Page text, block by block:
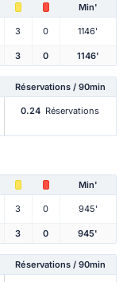
Min'
3 0 1146'
3 0 1146'
Réservations / 90min
0.24 Réservations
Min'
3 0 945'
3 0 945'
Réservations / 90min